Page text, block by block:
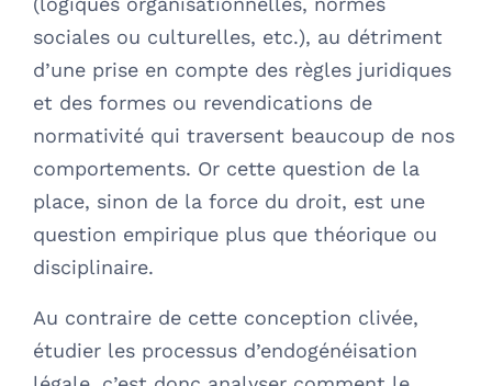
sociales ou culturelles, etc.), au détriment
d’une prise en compte des règles juridiques
et des formes ou revendications de
normativité qui traversent beaucoup de nos
comportements. Or cette question de la
place, sinon de la force du droit, est une
question empirique plus que théorique ou
disciplinaire.
Au contraire de cette conception clivée,
étudier les processus d’endogénéisation